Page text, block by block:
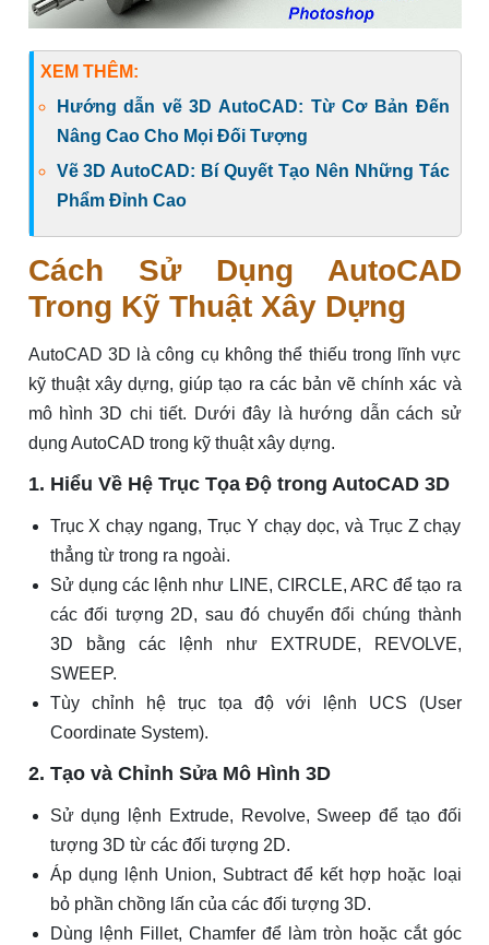
XEM THÊM:
Hướng dẫn vẽ 3D AutoCAD: Từ Cơ Bản Đến
Nâng Cao Cho Mọi Đối Tượng
Vẽ 3D AutoCAD: Bí Quyết Tạo Nên Những Tác
Phẩm Đỉnh Cao
Cách Sử Dụng AutoCAD
Trong Kỹ Thuật Xây Dựng
AutoCAD 3D là công cụ không thể thiếu trong lĩnh vực
kỹ thuật xây dựng, giúp tạo ra các bản vẽ chính xác và
mô hình 3D chi tiết. Dưới đây là hướng dẫn cách sử
dụng AutoCAD trong kỹ thuật xây dựng.
1. Hiểu Về Hệ Trục Tọa Độ trong AutoCAD 3D
Trục X chạy ngang, Trục Y chạy dọc, và Trục Z chạy
thẳng từ trong ra ngoài.
Sử dụng các lệnh như LINE, CIRCLE, ARC để tạo ra
các đối tượng 2D, sau đó chuyển đổi chúng thành
3D bằng các lệnh như EXTRUDE, REVOLVE,
SWEEP.
Tùy chỉnh hệ trục tọa độ với lệnh UCS (User
Coordinate System).
2. Tạo và Chỉnh Sửa Mô Hình 3D
Sử dụng lệnh Extrude, Revolve, Sweep để tạo đối
tượng 3D từ các đối tượng 2D.
Áp dụng lệnh Union, Subtract để kết hợp hoặc loại
bỏ phần chồng lấn của các đối tượng 3D.
Dùng lệnh Fillet, Chamfer để làm tròn hoặc cắt góc